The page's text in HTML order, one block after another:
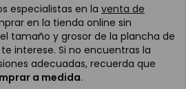
especialistas en la venta de
en la tienda online sin
tamaño y grosor de la plancha de
interese. Si no encuentras la
adecuadas, recuerda que
a medida.